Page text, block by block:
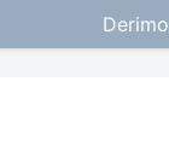
Derimo